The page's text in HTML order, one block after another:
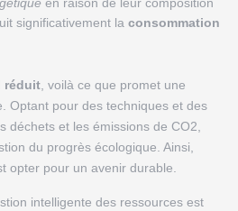
en raison de leur composition
significativement la consommation
réduit, voilà ce que promet une
Optant pour des techniques et des
déchets et les émissions de CO2,
du progrès écologique. Ainsi,
opter pour un avenir durable.
intelligente des ressources est